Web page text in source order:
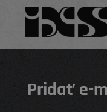
Pridať e-